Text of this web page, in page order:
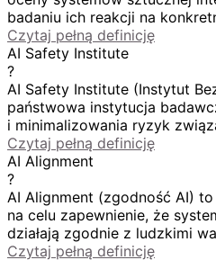
badaniu ich reakcji na
Czytaj pełną definicję
AI Safety Institute
?
AI Safety Institute (Instytut
państwowa instytucja
i minimalizowania ryzyk
Czytaj pełną definicję
AI Alignment
?
AI Alignment (zgodność AI)
na celu zapewnienie, że
działają zgodnie z ludzkimi
Czytaj pełną definicję